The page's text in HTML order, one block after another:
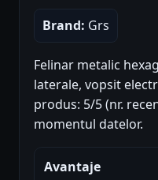
Brand: Grs
Felinar metalic
laterale, vopsit
produs: 5/5 (nr.
momentul datelor.
Avantaje